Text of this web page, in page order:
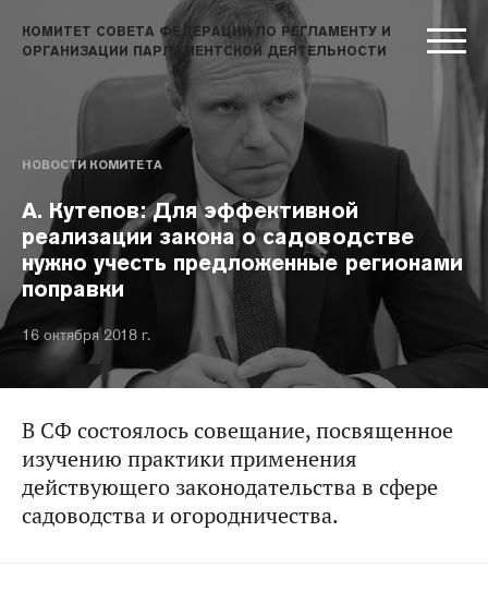
КОМИТЕТ СОВЕТА ФЕДЕРАЦИИ ПО РЕГЛАМЕНТУ И
ОРГАНИЗАЦИИ ПАРЛАМЕНТСКОЙ ДЕЯТЕЛЬНОСТИ
НОВОСТИ КОМИТЕТА
А. Кутепов: Для эффективной
реализации закона о садоводстве
нужно учесть предложенные регионами
поправки
16 октября 2018 г.
В СФ состоялось совещание, посвященное
изучению практики применения
действующего законодательства в сфере
садоводства и огородничества.